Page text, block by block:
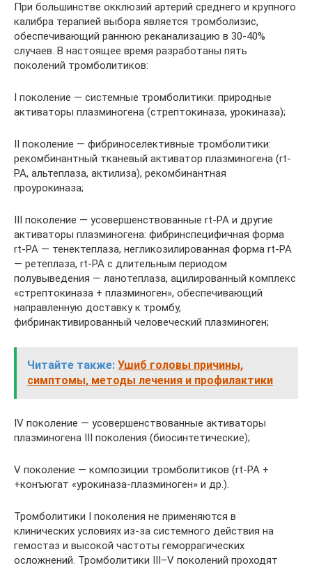
При большинстве окклюзий артерий среднего и крупного
калибра терапией выбора является тромболизис,
обеспечивающий раннюю реканализацию в 30-40%
случаев. В настоящее время разработаны пять
поколений тромболитиков:
I поколение — системные тромболитики: природные
активаторы плазминогена (стрептокиназа, урокиназа);
II поколение — фибриноселективные тромболитики:
рекомбинантный тканевый активатор плазминогена (rt-
PA, альтеплаза, актилиза), рекомбинантная
проурокиназа;
III поколение — усовершенствованные rt-PA и другие
активаторы плазминогена: фибринспецифичная форма
rt-PA — тенектеплаза, негликозилированная форма rt-PA
— ретеплаза, rt-PA с длительным периодом
полувыведения — ланотеплаза, ацилированный комплекс
«стрептокиназа + плазминоген», обеспечивающий
направленную доставку к тромбу,
фибринактивированный человеческий плазминоген;
Читайте также: Ушиб головы причины,
симптомы, методы лечения и профилактики
IV поколение — усовершенствованные активаторы
плазминогена III поколения (биосинтетические);
V поколение — композиции тромболитиков (rt-PA +
+конъюгат «урокиназа-плазминоген» и др.).
Тромболитики I поколения не применяются в
клинических условиях из-за системного действия на
гемостаз и высокой частоты геморрагических
осложнений. Тромболитики III–V поколений проходят